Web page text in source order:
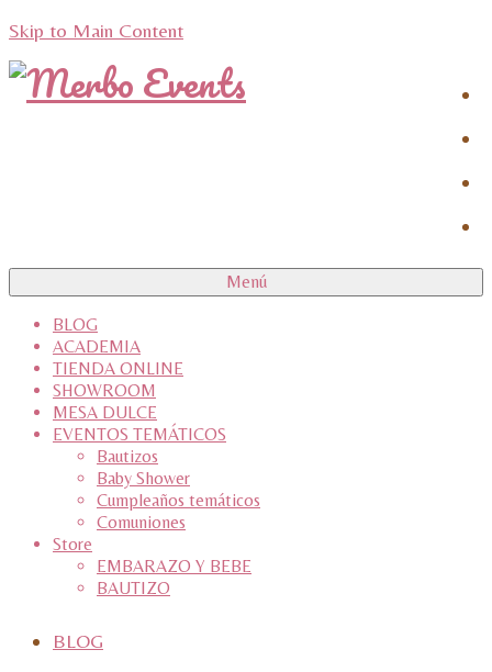
Skip to Main Content
Menú
BLOG
ACADEMIA
TIENDA ONLINE
SHOWROOM
MESA DULCE
EVENTOS TEMÁTICOS
Bautizos
Baby Shower
Cumpleaños temáticos
Comuniones
Store
EMBARAZO Y BEBE
BAUTIZO
BLOG